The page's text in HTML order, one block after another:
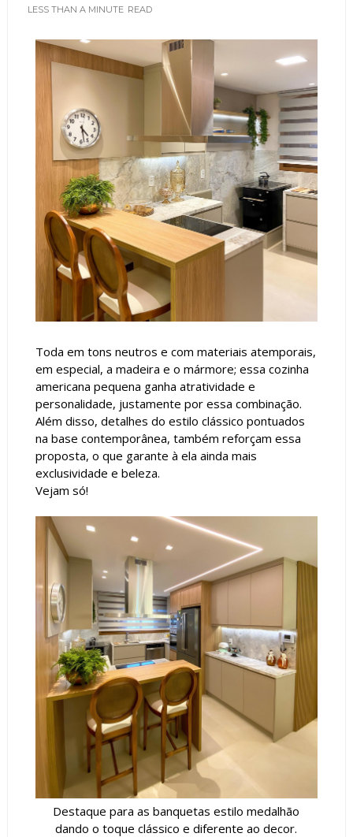
LESS THAN A MINUTE READ
Toda em tons neutros e com materiais atemporais,
em especial, a madeira e o mármore; essa cozinha
americana pequena ganha atratividade e
personalidade, justamente por essa combinação.
Além disso, detalhes do estilo clássico pontuados
na base contemporânea, também reforçam essa
proposta, o que garante à ela ainda mais
exclusividade e beleza.
Vejam só!
Destaque para as banquetas estilo medalhão
dando o toque clássico e diferente ao decor.